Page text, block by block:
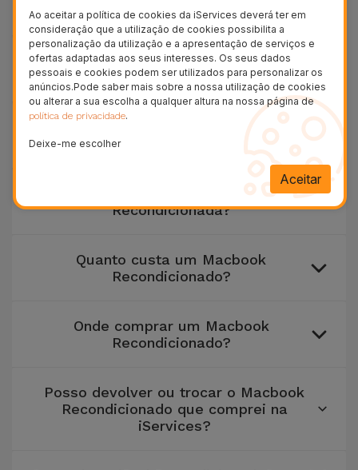
Recondicionado?
Qual é a linha de Estados Macbook
Recondicionados iServices?
Como escolher um Macbook
Recondicionado?
O que é uma Nintendo Switch
Recondicionada?
Quanto custa um Macbook
Recondicionado?
Onde comprar um Macbook
Recondicionado?
Posso devolver ou trocar o Macbook
Recondicionado que comprei na
iServices?
Ao aceitar a política de cookies da iServices deverá ter em
consideração que a utilização de cookies possibilita a
personalização da utilização e a apresentação de serviços e
ofertas adaptadas aos seus interesses. Os seus dados
pessoais e cookies podem ser utilizados para personalizar os
anúncios.Pode saber mais sobre a nossa utilização de cookies
ou alterar a sua escolha a qualquer altura na nossa página de
política de privacidade.
Deixe-me escolher
Aceitar